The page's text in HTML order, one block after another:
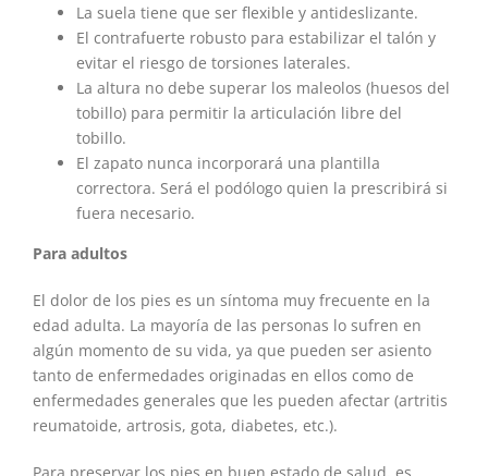
La suela tiene que ser flexible y antideslizante.
El contrafuerte robusto para estabilizar el talón y
evitar el riesgo de torsiones laterales.
La altura no debe superar los maleolos (huesos del
tobillo) para permitir la articulación libre del
tobillo.
El zapato nunca incorporará una plantilla
correctora. Será el podólogo quien la prescribirá si
fuera necesario.
Para adultos
El dolor de los pies es un síntoma muy frecuente en la
edad adulta. La mayoría de las personas lo sufren en
algún momento de su vida, ya que pueden ser asiento
tanto de enfermedades originadas en ellos como de
enfermedades generales que les pueden afectar (artritis
reumatoide, artrosis, gota, diabetes, etc.).